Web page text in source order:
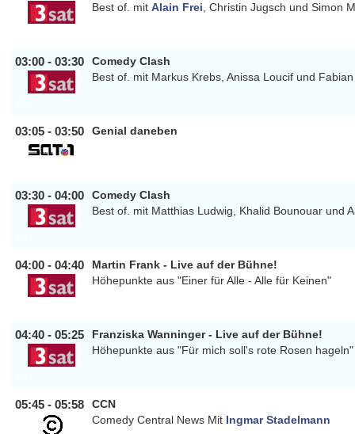
Best of. mit Alain Frei , Christin Jugsch und Simon
03:00 - 03:30
Comedy Clash
Best of. mit Markus Krebs, Anissa Loucif und
03:05 - 03:50 Genial daneben
03:30 - 04:00
Comedy Clash
Best of. mit Matthias Ludwig, Khalid Bounouar und
04:00 - 04:40
Martin Frank - Live auf der Bühne!
Höhepunkte aus "Einer für Alle - Alle für Keinen"
04:40 - 05:25
Franziska Wanninger - Live auf der Bühne!
Höhepunkte aus "Für mich soll's rote Rosen hageln"
05:45 - 05:58
CCN
Comedy Central News Mit Ingmar Stadelmann